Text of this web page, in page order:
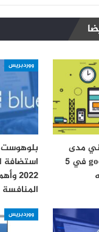
مدى
الحياة على google في 5
ووردبريس
استضافة
2022
ووردبريس